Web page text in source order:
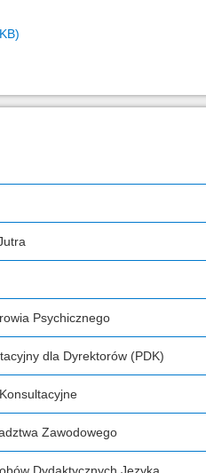
Psychicznego
dla Dyrektorów (PDK)
Zawodowego